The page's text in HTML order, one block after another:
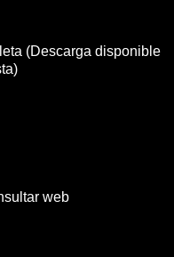
(Descarga disponible
web